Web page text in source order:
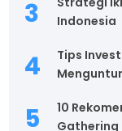
Indonesia
Tips
10
Gathering